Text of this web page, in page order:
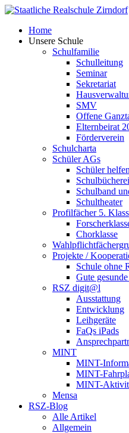
Skip
contentHome
Unsere Schule
Schulfamilie
Schulleitung
Seminar
Sekretariat
SMV
Offene
Elternbeirat
Förderverein
Schulcharta
Schüler AGs
Schüler
Schulbücherei
Schulband
Schultheater
Profilfächer 5.
Chorklasse
Projekte /
Schule ohne
Gute
RSZ digit@l
Ausstattung
Entwicklung
Leihgeräte
FaQs iPads
MINT
MINT-
MINT-
MINT-
Mensa
RSZ-Blog
Alle Artikel
Allgemein